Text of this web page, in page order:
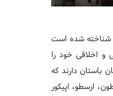
شناخته شده است
و اخلاقی خود را
باستان دارند که
ارسطو، اپیکور